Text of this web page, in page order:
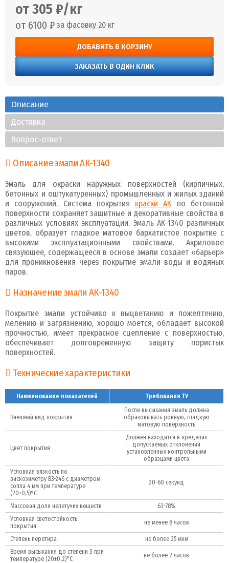
от 305 ₽/кг
от 6100 ₽ за фасовку 20 кг
ДОБАВИТЬ В КОРЗИНУ
ЗАКАЗАТЬ В ОДИН КЛИК
Описание
Доставка
Вопрос-ответ
Описание эмали АК-1340
Эмаль для окраски наружных поверхностей (кирпичных,
бетонных и оштукатуренных) промышленных и жилых зданий
и сооружений. Система покрытия краски АК по бетонной
поверхности сохраняет защитные и декоративные свойства в
различных условиях эксплуатации. Эмаль АК-1340 различных
цветов, образует гладкое матовое бархатистое покрытие с
высокими эксплуатационными свойствами. Акриловое
связующее, содержащееся в основе эмали создает «барьер»
для проникновения через покрытие эмали воды и водяных
паров.
Назначение эмали АК-1340
Покрытие эмали устойчиво к выцветанию и пожелтению,
мелению и загрязнению, хорошо моется, обладает высокой
прочностью, имеет прекрасное сцепление с поверхностью,
обеспечивает долговременную защиту пористых
поверхностей.
Технические характеристики
Наименование показателей Требования ТУ
Внешний вид покрытия
После высыхания эмаль должна
образовывать ровную, гладкую
матовую поверхность
Цвет покрытия
Должен находится в пределах
допускаемых отклонений
установленных контрольными
образцами цвета
Условная вязкость по
вискозиметру ВЗ-246 с диаметром
сопла 4 мм при температуре
(20±0,5)°C
20-60 секунд
Массовая доля нелетучих веществ
63-78%
Условная светостойкость
покрытия
не менее 8 часов
Степень перетира
не более 25 мкм
Время высыхания до степени 3 при
температуре (20±0,2)°C
не более 2 часов